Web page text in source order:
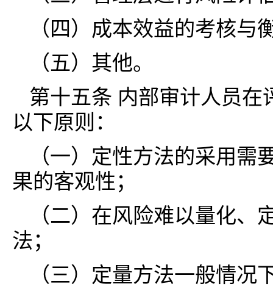
（四）成本效益的考核与
（五）其他。
第十五条 内部审计人员
以下原则：
（一）定性方法的采用
果的客观性；
（二）在风险难以量化
法；
（三）定量方法一般情